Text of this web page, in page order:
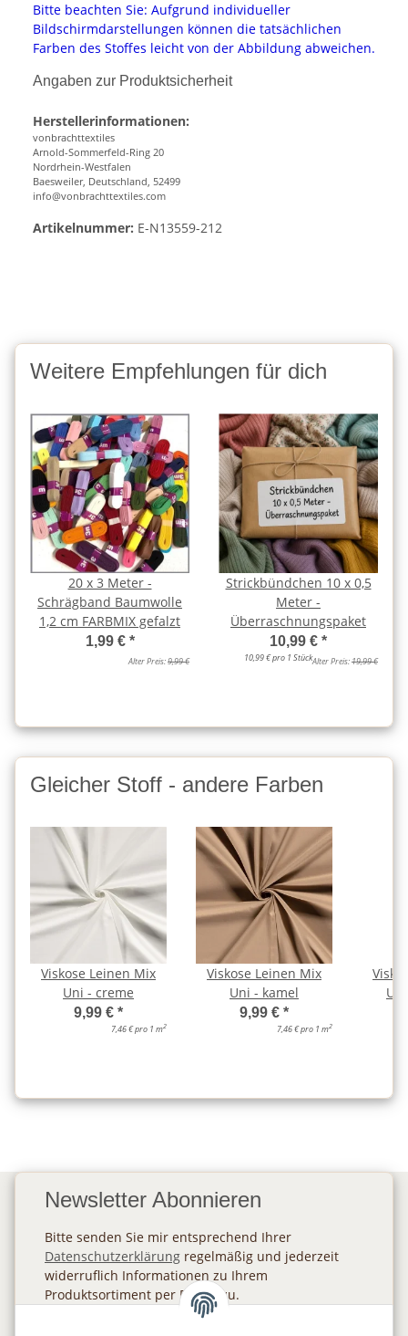
Bitte beachten Sie: Aufgrund individueller
Bildschirmdarstellungen können die tatsächlichen
Farben des Stoffes leicht von der Abbildung abweichen.
Angaben zur Produktsicherheit
Herstellerinformationen:
vonbrachttextiles
Arnold-Sommerfeld-Ring 20
Nordrhein-Westfalen
Baesweiler, Deutschland, 52499
info@vonbrachttextiles.com
Artikelnummer: E-N13559-212
Weitere Empfehlungen für dich
20 x 3 Meter -
Schrägband Baumwolle
1,2 cm FARBMIX gefalzt
1,99 € *
Alter Preis:9,99 €
Strickbündchen 10 x 0,5
Meter -
Überraschnungspaket
10,99 € *
10,99 € pro 1 StückAlter Preis:19,99 €
Gleicher Stoff - andere Farben
Viskose Leinen Mix
Uni - creme
9,99 € *
7,46 € pro 1 m2
Viskose Leinen Mix
Uni - kamel
9,99 € *
7,46 € pro 1 m2
Newsletter Abonnieren
Bitte senden Sie mir entsprechend Ihrer
Datenschutzerklärung regelmäßig und jederzeit
widerruflich Informationen zu Ihrem
Produktsortiment per E-Mail zu.